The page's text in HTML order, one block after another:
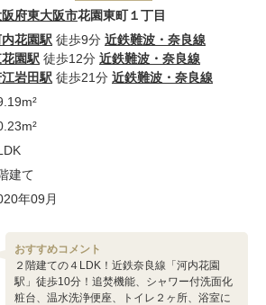
阪府東大阪市花園東町１丁目
花園駅 徒歩9分 近鉄難波・奈良線
園駅 徒歩12分 近鉄難波・奈良線
岩田駅 徒歩21分 近鉄難波・奈良線
建て
年09月
おすすめコメント
２階建ての４LDK！近鉄奈良線「河内花園
駅」徒歩10分！追焚機能、シャワー付洗面化
粧台、温水洗浄便座、トイレ２ヶ所、浴室に